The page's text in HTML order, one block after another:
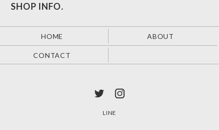
SHOP INFO.
HOME ABOUT
CONTACT
LINE